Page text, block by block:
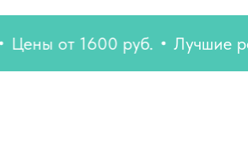
от 1600 руб. Лучшие